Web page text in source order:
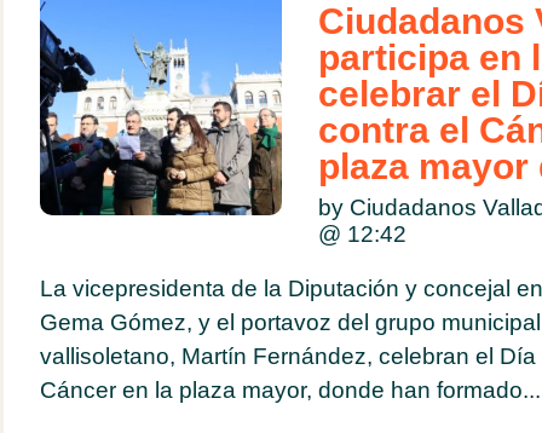
Ciudadanos
participa en
celebrar el
contra el
plaza mayor
by Ciudadanos
@ 12:42
La vicepresidenta de la Diputación y concejal
Gema Gómez, y el portavoz del grupo
vallisoletano, Martín Fernández, celebran el
Cáncer en la plaza mayor, donde han formado...